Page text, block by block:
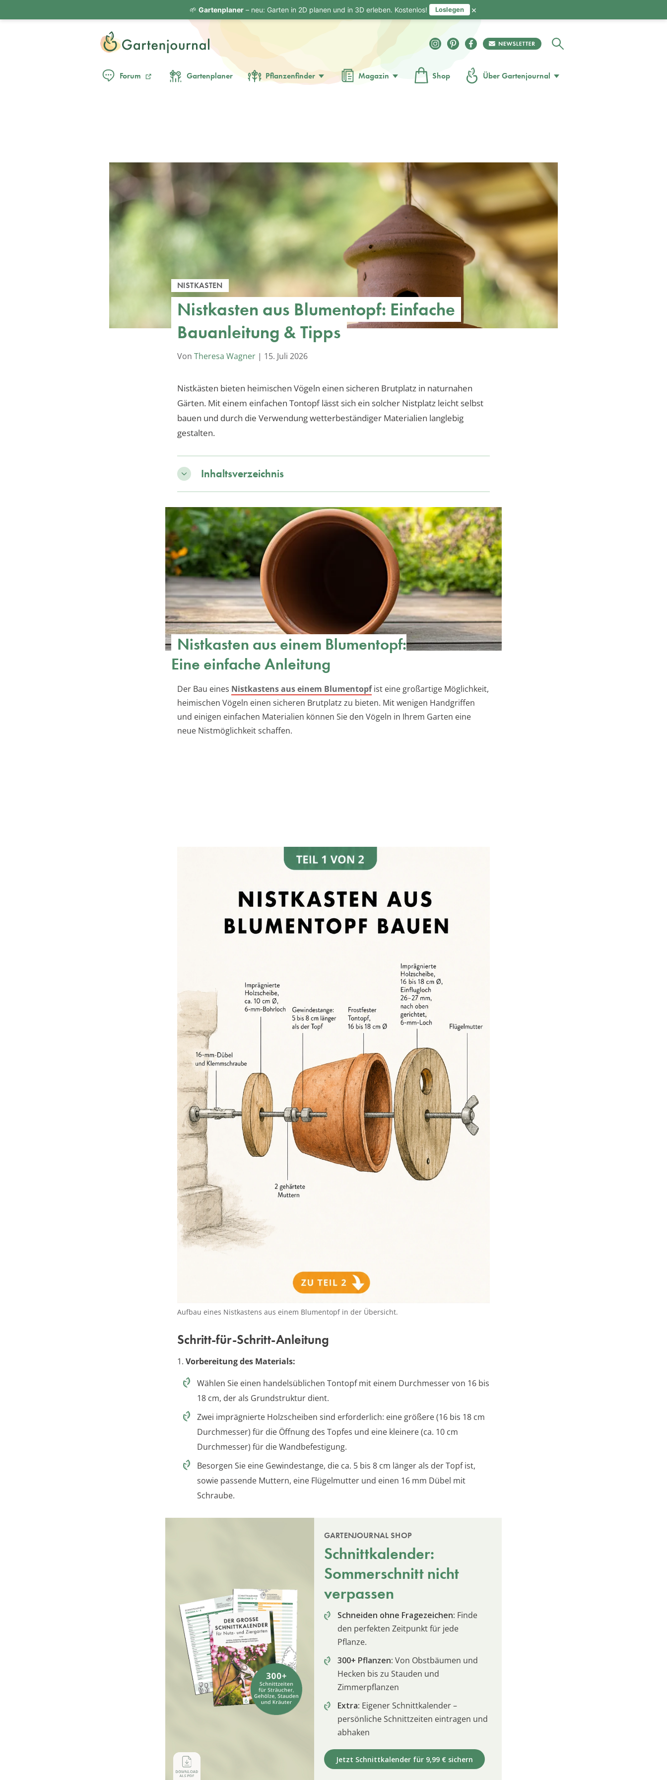
Forum Gartenplaner Pflanzenfinder Magazin Shop Über Gartenjournal
NISTKASTEN
Nistkasten aus Blumentopf: Einfache
Bauanleitung & Tipps
Von Theresa Wagner | 15. Juli 2026
Nistkästen bieten heimischen Vögeln einen sicheren Brutplatz in naturnahen
Gärten. Mit einem einfachen Tontopf lässt sich ein solcher Nistplatz leicht selbst
bauen und durch die Verwendung wetterbeständiger Materialien langlebig
gestalten.
Inhaltsverzeichnis
Nistkasten aus einem Blumentopf:
Eine einfache Anleitung
Der Bau eines Nistkastens aus einem Blumentopfist eine großartige Möglichkeit,
heimischen Vögeln einen sicheren Brutplatz zu bieten. Mit wenigen Handgriffen
und einigen einfachen Materialien können Sie den Vögeln in Ihrem Garten eine
neue Nistmöglichkeit schaffen.
Aufbau eines Nistkastens aus einem Blumentopf in der Übersicht.
Schritt-für-Schritt-Anleitung
1. Vorbereitung des Materials:
Wählen Sie einen handelsüblichen Tontopf mit einem Durchmesser von 16 bis
18 cm, der als Grundstruktur dient.
Zwei imprägnierte Holzscheiben sind erforderlich: eine größere (16 bis 18 cm
Durchmesser) für die Öffnung des Topfes und eine kleinere (ca. 10 cm
Durchmesser) für die Wandbefestigung.
Besorgen Sie eine Gewindestange, die ca. 5 bis 8 cm länger als der Topf ist,
sowie passende Muttern, eine Flügelmutter und einen 16 mm Dübel mit
Schraube.
GARTENJOURNAL SHOP
Schnittkalender:
Sommerschnitt nicht
verpassen
Schneiden ohne Fragezeichen: Finde
den perfekten Zeitpunkt für jede
Pflanze.
300+ Pflanzen: Von Obstbäumen und
Hecken bis zu Stauden und
Zimmerpflanzen
Extra: Eigener Schnittkalender –
persönliche Schnittzeiten eintragen und
abhaken
Jetzt Schnittkalender für 9,99 € sichern
🌱 Gartenplaner– neu: Garten in 2D planen und in 3D erleben. Kostenlos! Loslegen ×